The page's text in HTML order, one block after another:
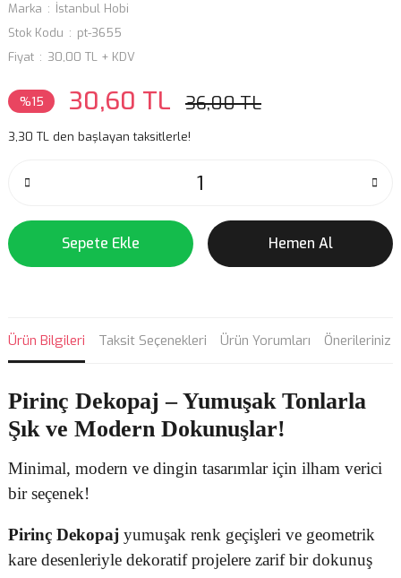
Marka
İstanbul Hobi
Stok Kodu
pt-3655
Fiyat
30,00 TL + KDV
%15 30,60 TL 36,00 TL
3,30 TL den başlayan taksitlerle!
Sepete Ekle Hemen Al
Ürün Bilgileri Taksit Seçenekleri Ürün Yorumları Önerileriniz
Pirinç Dekopaj– Yumuşak Tonlarla
Şık ve Modern Dokunuşlar!
Minimal, modern ve dingin tasarımlar için ilham verici
bir seçenek!
Pirinç Dekopaj yumuşak renk geçişleri ve geometrik
kare desenleriyle dekoratif projelere zarif bir dokunuş